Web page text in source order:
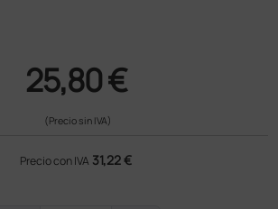
25,80 €
(Precio sin IVA)
Precio con IVA 31,22 €